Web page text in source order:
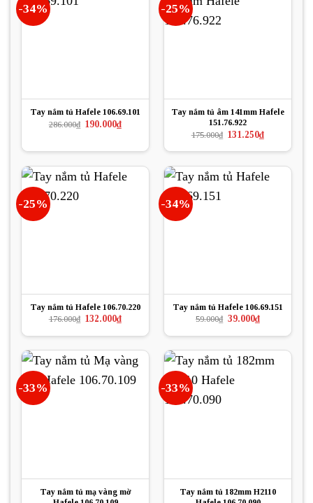
-34%
Tay nắm tủ Hafele 106.69.101
286.000₫ Giá
190.000₫Giá
hiện
-25%
Tay nắm tủ âm 141mm Hafele
151.76.922
175.000₫ Giá
là:
131.250₫Giá
hiện
tại
131.250₫.
-25%
Tay nắm tủ Hafele 106.70.220
176.000₫ Giá
là:
132.000₫Giá
hiện
tại
132.000₫.
-34%
Tay nắm tủ Hafele 106.69.151
59.000₫ Giá
là:
39.000₫Giá
hiện
tại
39.000₫.
-33%
Tay nắm tủ mạ vàng mờ
-33%
Tay nắm tủ 182mm H2110